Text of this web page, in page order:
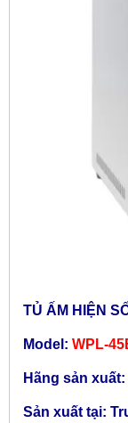
TỦ ẤM HIỆN
Model: WPL-
Hãng sản
Sản xuất tại: